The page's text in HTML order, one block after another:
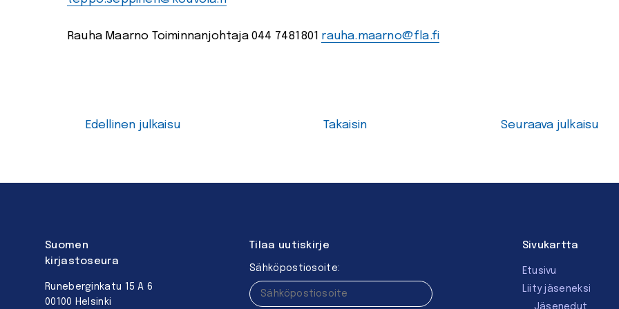
Rauha Maarno Toiminnanjohtaja 044 7481801 rauha.maarno@fla.fi
Edellinen julkaisu Takaisin Seuraava julkaisu
Suomen
kirjastoseura
Runeberginkatu 15 A 6
00100 Helsinki
Tilaa uutiskirje
Sähköpostiosoite:
Sivukartta
Etusivu
Liity jäseneksi